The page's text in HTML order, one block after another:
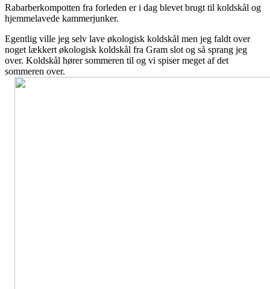
Rabarberkompotten fra forleden er i dag blevet brugt til koldskål og
hjemmelavede kammerjunker.
Egentlig ville jeg selv lave økologisk koldskål men jeg faldt over
noget lækkert økologisk koldskål fra Gram slot og så sprang jeg
over. Koldskål hører sommeren til og vi spiser meget af det
sommeren over.